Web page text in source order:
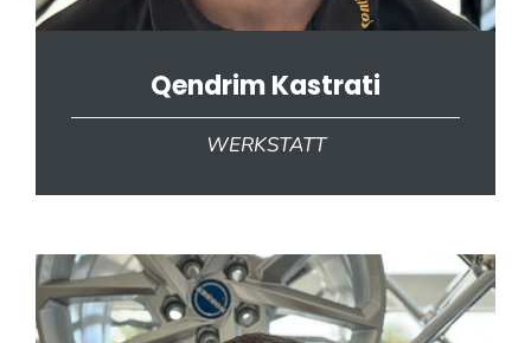
Qendrim Kastrati
WERKSTATT